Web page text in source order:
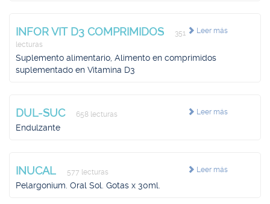
Leer más
INFOR VIT D3 COMPRIMIDOS
351
lecturas
Suplemento alimentario, Alimento en comprimidos
suplementado en Vitamina D3
Leer más
DUL-SUC 658 lecturas
Endulzante
Leer más
INUCAL 577 lecturas
Pelargonium. Oral Sol. Gotas x 30ml.